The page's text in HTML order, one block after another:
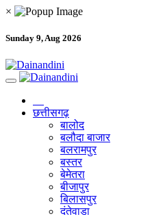
×
Sunday 9, Aug 2026
छत्तीसगढ़
बालोद
बलौदा बाजार
बलरामपुर
बस्तर
बेमेतरा
बीजापुर
बिलासपुर
दंतेवाड़ा